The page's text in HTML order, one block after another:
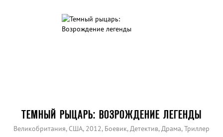
ТЕМНЫЙ РЫЦАРЬ: ВОЗРОЖДЕНИЕ ЛЕГЕНДЫ
Великобритания, США, 2012, Боевик, Детектив, Драма, Триллер